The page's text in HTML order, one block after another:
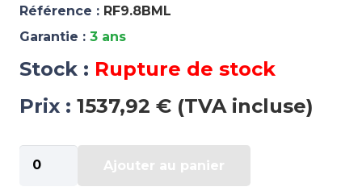
Référence : RF9.8BML
Garantie : 3 ans
Stock : Rupture de stock
Prix : 1537,92 € (TVA incluse)
de
Ajouter au panier